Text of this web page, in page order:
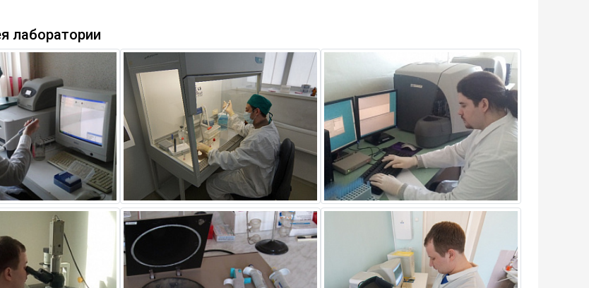
лаборатории